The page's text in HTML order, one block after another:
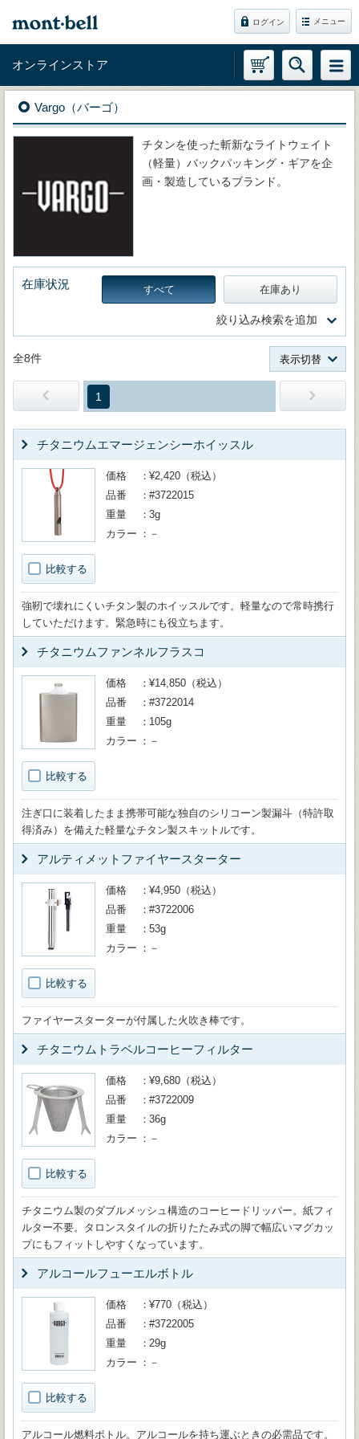
ログイン メニュー
オンラインストア
Vargo（バーゴ）
チタンを使った斬新なライトウェイト
（軽量）バックパッキング・ギアを企
画・製造しているブランド。
在庫状況 すべて 在庫あり
絞り込み検索を追加
全8件 表示切替
1
チタニウムエマージェンシーホイッスル
比較する
価格
¥2,420（税込）
品番
#3722015
重量
3g
カラー
－
強靭で壊れにくいチタン製のホイッスルです。軽量なので常時携行
していただけます。緊急時にも役立ちます。
チタニウムファンネルフラスコ
比較する
価格
¥14,850（税込）
品番
#3722014
重量
105g
カラー
－
注ぎ口に装着したまま携帯可能な独自のシリコーン製漏斗（特許取
得済み）を備えた軽量なチタン製スキットルです。
アルティメットファイヤースターター
比較する
価格
¥4,950（税込）
品番
#3722006
重量
53g
カラー
－
ファイヤースターターが付属した火吹き棒です。
チタニウムトラベルコーヒーフィルター
比較する
価格
¥9,680（税込）
品番
#3722009
重量
36g
カラー
－
チタニウム製のダブルメッシュ構造のコーヒードリッパー。紙フィ
ルター不要。タロンスタイルの折りたたみ式の脚で幅広いマグカッ
プにもフィットしやすくなっています。
アルコールフューエルボトル
比較する
価格
¥770（税込）
品番
#3722005
重量
29g
カラー
－
アルコール燃料ボトル。アルコールを持ち運ぶときの必需品です。